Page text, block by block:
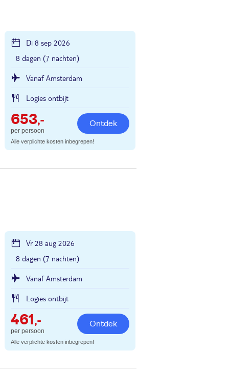
Di 8 sep 2026
8 dagen (7 nachten)
Vanaf Amsterdam
Logies ontbijt
653,-
per persoon
Ontdek
Alle verplichte kosten inbegrepen!
Vr 28 aug 2026
8 dagen (7 nachten)
Vanaf Amsterdam
Logies ontbijt
461 ,-
per persoon
Ontdek
Alle verplichte kosten inbegrepen!